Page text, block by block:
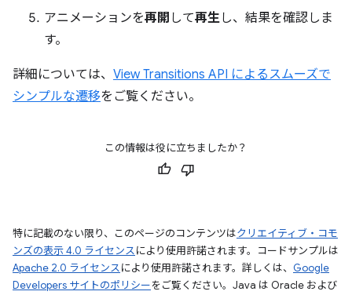
アニメーションを再開 して再生し、結果を確認しま
す。
詳細については、 View Transitions API によるスムーズで
シンプルな遷移をご覧ください。
この情報は役に立ちましたか？
特に記載のない限り、このページのコンテンツはクリエイティブ・コモ
ンズの表示 4.0 ライセンスにより使用許諾されます。コードサンプルは
Apache 2.0 ライセンスにより使用許諾されます。詳しくは、 Google
Developers サイトのポリシーをご覧ください。Java は Oracle および